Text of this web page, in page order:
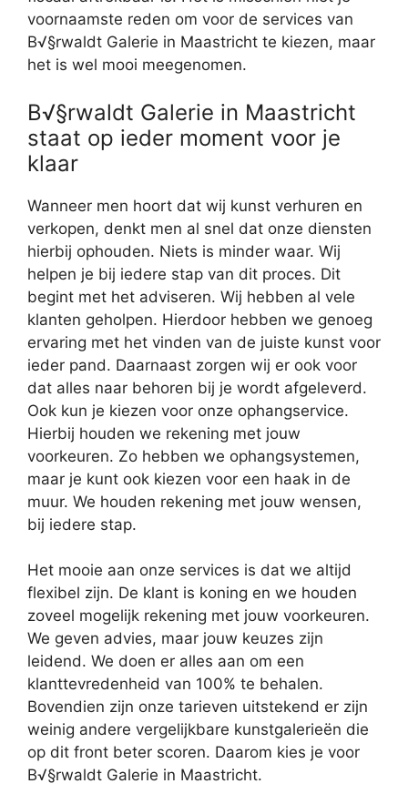
voornaamste reden om voor de services van
B√§rwaldt Galerie in Maastricht te kiezen, maar
het is wel mooi meegenomen.
B√§rwaldt Galerie in Maastricht
staat op ieder moment voor je
klaar
Wanneer men hoort dat wij kunst verhuren en
verkopen, denkt men al snel dat onze diensten
hierbij ophouden. Niets is minder waar. Wij
helpen je bij iedere stap van dit proces. Dit
begint met het adviseren. Wij hebben al vele
klanten geholpen. Hierdoor hebben we genoeg
ervaring met het vinden van de juiste kunst voor
ieder pand. Daarnaast zorgen wij er ook voor
dat alles naar behoren bij je wordt afgeleverd.
Ook kun je kiezen voor onze ophangservice.
Hierbij houden we rekening met jouw
voorkeuren. Zo hebben we ophangsystemen,
maar je kunt ook kiezen voor een haak in de
muur. We houden rekening met jouw wensen,
bij iedere stap.
Het mooie aan onze services is dat we altijd
flexibel zijn. De klant is koning en we houden
zoveel mogelijk rekening met jouw voorkeuren.
We geven advies, maar jouw keuzes zijn
leidend. We doen er alles aan om een
klanttevredenheid van 100% te behalen.
Bovendien zijn onze tarieven uitstekend er zijn
weinig andere vergelijkbare kunstgalerieën die
op dit front beter scoren. Daarom kies je voor
B√§rwaldt Galerie in Maastricht.